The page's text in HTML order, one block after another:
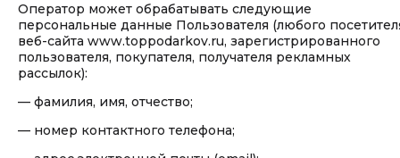
Оператор может обрабатывать следующие
персональные данные Пользователя (любого
веб-сайта www.toppodarkov.ru, зарегистрированного
пользователя, покупателя, получателя рекламных
рассылок):
— фамилия, имя, отчество;
— номер контактного телефона;